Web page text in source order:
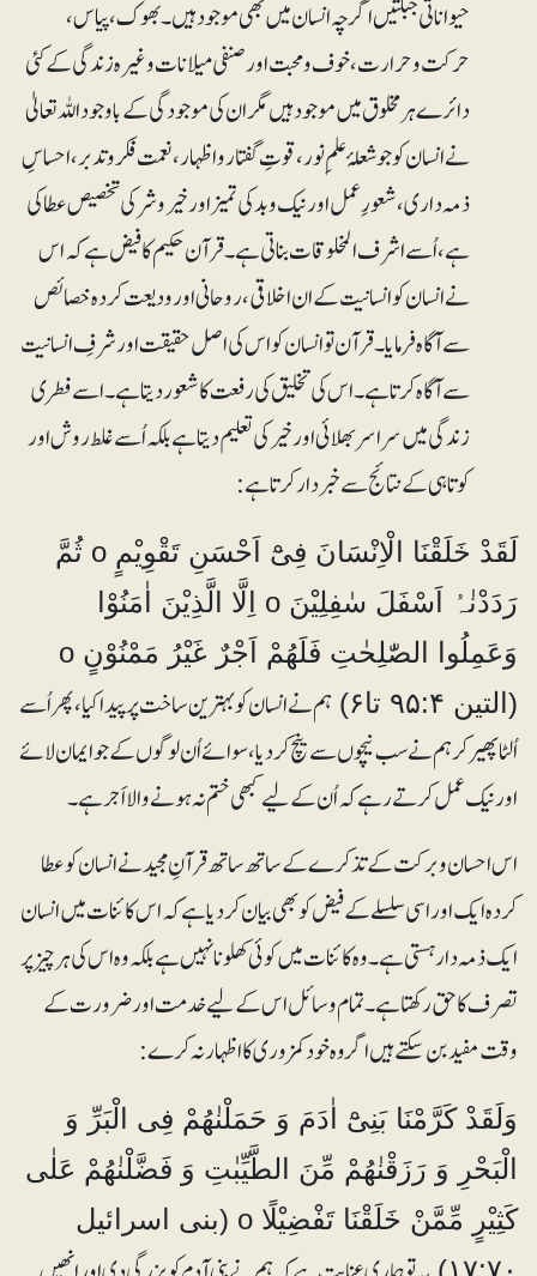
حیواناتی جبلتیں اگرچہ انسان میں بھی موجود ہیں۔ بھوک، پیاس،
حرکت و حرارت، خوف و محبت اور صنفی میلانات وغیرہ زندگی کے کئی
دائرے ہر مخلوق میں موجود ہیں مگر ان کی موجودگی کے باوجود اللہ تعالیٰ
نے انسان کو جو شعلۂ علمِ نور، قوتِ گفتار و اظہار، نعمت فکروتدبر، احساسِ
ذمہ د اری، شعورِعمل اور نیک و بد کی تمیز اور خیروشر کی تخصیص عطا کی
ہے، اُسے اشرف المخلوقات بناتی ہے۔ قرآن حکیم کا فیض ہے کہ اس
نے انسان کو انسانیت کے ان اخلاقی، روحانی اور ودیعت کردہ خصائص
سے آگاہ فرمایا۔ قرآن تو انسان کو اس کی اصل حقیقت اور شرفِ انسانیت
سے آگاہ کرتا ہے۔ اس کی تخلیق کی رفعت کا شعور دیتا ہے۔ اسے فطری
زندگی میں سراسر بھلائی اور خیر کی تعلیم دیتا ہے بلکہ اُسے غلط روش اور
کوتاہی کے نتائج سے خبردار کرتا ہے:
لَقَدْ خَلَقْنَا الْاِنْسَانَ فِیْٓ اَحْسَنِ تَقْوِیْمٍ o ثُمَّ
رَدَدْنٰہُ اَسْفَلَ سٰفِلِیْنَ o اِلَّا الَّذِیْنَ اٰمَنُوْا
وَعَمِلُوا الصّٰلِحٰتِ فَلَھُمْ اَجْرٌ غَیْرُ مَمْنُوْنٍ o
(التین ۹۵:۴ تا۶)
ہم نے انسان کو بہترین ساخت پرپیدا کیا، پھر اُسے
اُلٹا پھیر کر ہم نے سب نیچوں سے نیچ کر دیا، سوائے اُن لوگوں کے جو ایمان لائے
اور نیک عمل کرتے رہے کہ اُن کے لیے کبھی ختم نہ ہونے والا اَجر ہے۔
اس احسان و برکت کے تذکرے کے ساتھ ساتھ قرآنِ مجید نے انسان کو عطا
کردہ ایک اور اسی سلسلے کے فیض کو بھی بیان کر دیا ہے کہ اس کائنات میں انسان
ایک ذمہ دار ہستی ہے۔ وہ کائنات میں کوئی کھلونا نہیں ہے بلکہ وہ اس کی ہر چیز پر
تصرف کا حق رکھتا ہے۔ تمام وسائل اس کے لیے خدمت اور ضرورت کے
وقت مفید بن سکتے ہیں اگر وہ خود کمزوری کا اظہار نہ کرے:
وَلَقَدْ کَرَّمْنَا بَنِیْٓ اٰدَمَ وَ حَمَلْنٰھُمْ فِی الْبَرِّ وَ
الْبَحْرِ وَ رَزَقْنٰھُمْ مِّنَ الطَّیِّبٰتِ وَ فَضَّلْنٰھُمْ عَلٰی
کَثِیْرٍ مِّمَّنْ خَلَقْنَا تَفْضِیْلًا o (بنی اسرائیل
۱۷:۷۰)